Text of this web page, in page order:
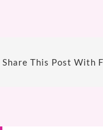
Share This Post With